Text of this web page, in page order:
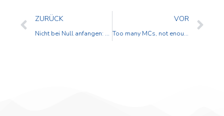
ZURÜCK
Nicht bei Null anfangen: Diagnose und Förderung mathematischer und sprachlicher Kompetenzen
VOR
Too many MCs, not enough mics: Sprachförderung durch Rap und Musik